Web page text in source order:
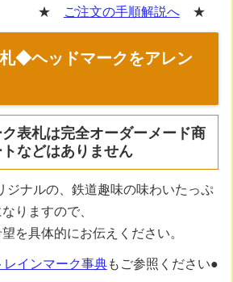
★ ご注文の手順解説へ★
◆ヘッドマークをアレン
表札は完全オーダーメード商
などはありません
ナルの、鉄道趣味の味わいたっぷ
りますので、
を具体的にお伝えください。
レインマーク事典もご参照ください●